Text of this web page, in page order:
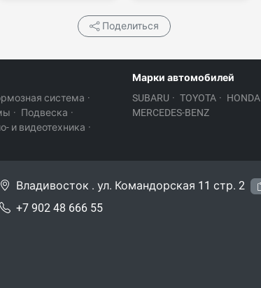
Поделиться
система ·
· Подвеска ·
и видеотехника ·
Марки автомобилей
SUBARU · TOYOTA · HONDA
MERCEDES-BENZ
Владивосток . ул. Командорская 11 стр. 2
+7 902 48 666 55